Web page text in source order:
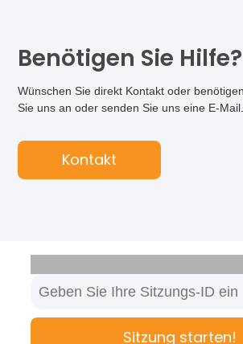
Benötigen Sie Hilfe?
Wünschen Sie direkt Kontakt oder
Sie uns an oder senden Sie uns eine E-Mail.
Kontakt
Sitzung starten!